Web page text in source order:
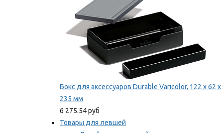
Бокс для аксессуаров Durable Varicolor, 122 x 62 x
235 мм
6 275.54 руб
Товары для левшей